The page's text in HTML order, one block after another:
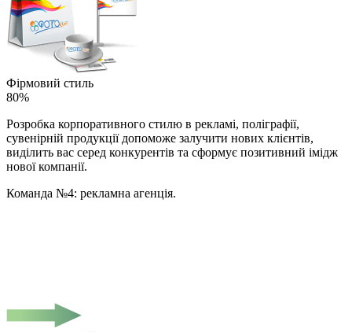
Фірмовий стиль
80%
Розробка корпоративного стилю в рекламі, поліграфії,
сувенірній продукції допоможе залучити нових клієнтів,
виділить вас серед конкурентів та сформує позитивний імідж
нової компанії.
Команда №4: рекламна агенція.